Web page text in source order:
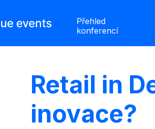
Přehled
konferencí
Retail in
inovace?